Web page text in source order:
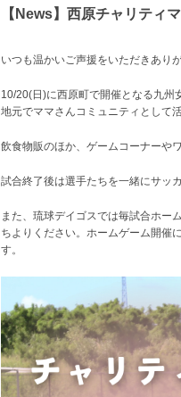
【News】西原チャリティ
いつも温かいご声援をいただきあり
10/20(日)に西原町で開催となる九
地元でママさんコミュニティとして
飲食物販のほか、ゲームコーナーや
試合終了後は選手たちを一緒にサッ
また、琉球デイゴスでは毎試合ホー
ちよりください。ホームゲーム開催
す。